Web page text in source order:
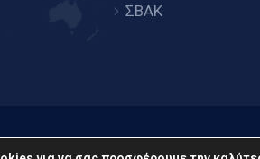
ΣΒΑΚ